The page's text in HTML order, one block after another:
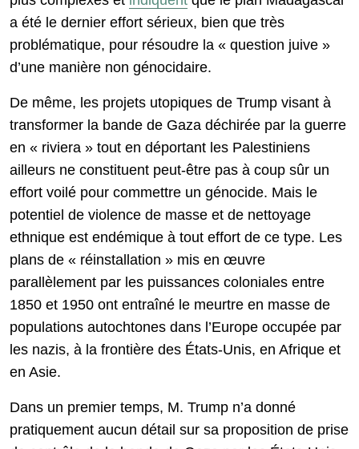
a été le dernier effort sérieux, bien que très
problématique, pour résoudre la « question juive »
d’une manière non génocidaire.
De même, les projets utopiques de Trump visant à
transformer la bande de Gaza déchirée par la guerre
en « riviera » tout en déportant les Palestiniens
ailleurs ne constituent peut-être pas à coup sûr un
effort voilé pour commettre un génocide. Mais le
potentiel de violence de masse et de nettoyage
ethnique est endémique à tout effort de ce type. Les
plans de « réinstallation » mis en œuvre
parallèlement par les puissances coloniales entre
1850 et 1950 ont entraîné le meurtre en masse de
populations autochtones dans l’Europe occupée par
les nazis, à la frontière des États-Unis, en Afrique et
en Asie.
Dans un premier temps, M. Trump n’a donné
pratiquement aucun détail sur sa proposition de prise